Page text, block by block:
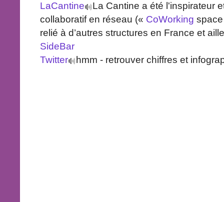
LaCantine
La Cantine a été l'inspirateur
collaboratif en réseau (« CoWorking
relié à d’autres structures en France et
SideBar
Twitter
hmm - retrouver chiffres et